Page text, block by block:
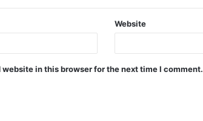
Website
in this browser for the next time I comment.